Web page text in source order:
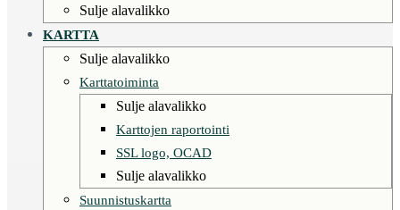
Sulje alavalikko
KARTTA
Sulje alavalikko
Karttatoiminta
Sulje alavalikko
Karttojen raportointi
SSL logo, OCAD
Sulje alavalikko
Suunnistuskartta